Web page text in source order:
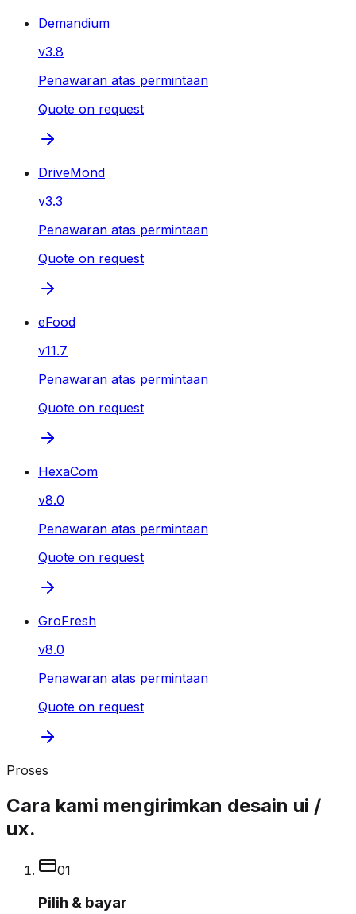
Demandium
v3.8
Penawaran atas permintaan
Quote on request
DriveMond
v3.3
Penawaran atas permintaan
Quote on request
eFood
v11.7
Penawaran atas permintaan
Quote on request
HexaCom
v8.0
Penawaran atas permintaan
Quote on request
GroFresh
v8.0
Penawaran atas permintaan
Quote on request
Proses
Cara kami mengirimkan desain ui /
ux.
01
Pilih & bayar